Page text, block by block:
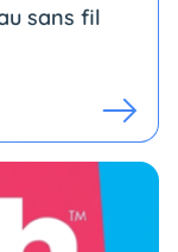
sans fil